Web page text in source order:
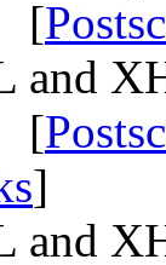
and
]
and